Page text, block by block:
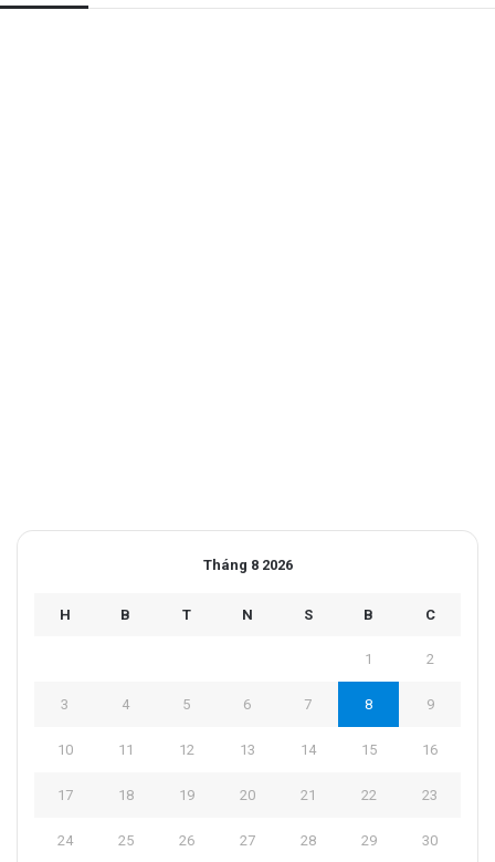
Tháng 8 2026
H B T N S B C
1 2
3 4 5 6 7 8 9
10 11 12 13 14 15 16
17 18 19 20 21 22 23
24 25 26 27 28 29 30